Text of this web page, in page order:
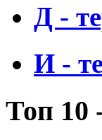
Д -
И -
Топ 10